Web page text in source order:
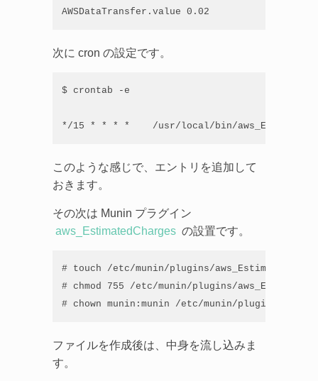
AWSDataTransfer.value 0.02
次に cron の設定です。
$ crontab -e
*/15 * * * *    /usr/local/bin/
このような感じで、エントリを追加して
おきます。
その次は Munin プラグイン
aws_EstimatedCharges の設置です。
# touch /etc/munin/plugins/
# chmod 755 /etc/munin/plugins/
# chown munin:munin /etc/munin/plugins/
ファイルを作成後は、中身を流し込みま
す。